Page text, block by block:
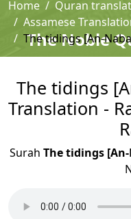
The Noble
Home
Quran
Assamese
The tidings [An-
The tidings
Translation -
Surah The tidings